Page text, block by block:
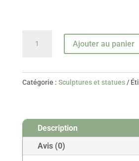
Ajouter au panier
Catégorie : Sculptures et statues
Description
Avis (0)